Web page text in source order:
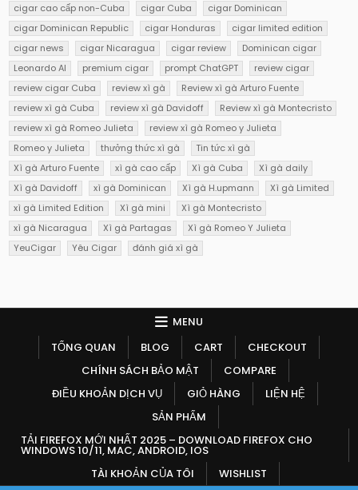
cigar cao cấp non-Cuba
cigar Cuba
cigar Dominican
cigar Dominican Republic
cigar Honduras
cigar limited edition
cigar news
cigar Nicaragua cigar review
Dominican cigar
Leonardo AI
premium cigar prompt ChatGPT
review cigar
review cigar Cuba
review xì gà
Review xì gà Arturo Fuente
review xì gà Cuba
review xì gà Davidoff
Review xì gà Montecristo
review xì gà Romeo Julieta
review xì gà Romeo y Julieta
Romeo y Julieta
thưởng thức xì gà
Tin tức xì gà
Xì gà Arturo Fuente
xì gà cao cấp Xì gà Cuba
Xì gà daily
Xì gà Davidoff
xì gà Dominican Xì gà H.upmann
Xì gà Limited
xì gà Limited Edition
Xì gà mini
Xì gà Montecristo
xì gà Nicaragua
Xì gà Partagas
Xì gà Romeo Y Julieta
YeuCigar
Yêu Cigar đánh giá xì gà
MENU
TỔNG QUAN
BLOG CART
CHECKOUT
CHÍNH SÁCH BẢO MẬT
COMPARE
ĐIỀU KHOẢN DỊCH VỤ
GIỎ HÀNG
LIỆN HỆ
SẢN PHẨM
TẢI FIREFOX MỚI NHẤT 2025 – DOWNLOAD FIREFOX CHO
WINDOWS 10/11, MAC, ANDROID, IOS
TÀI KHOẢN CỦA TÔI
WISHLIST